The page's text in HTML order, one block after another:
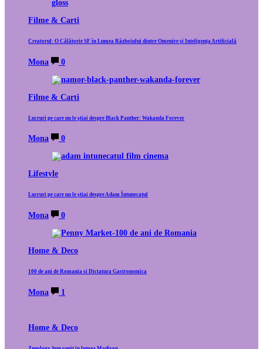
Filme & Carti
Creatorul: O Călătorie SF în Lumea Războiului dintre Omenire și Inteligența Artificială
Mona 0
Filme & Carti
Lucruri pe care nu le știai despre Black Panther: Wakanda Forever
Mona 0
Lifestyle
Lucruri pe care nu le știai despre Adam Întunecatul
Mona 0
Home & Deco
100 de ani de Romania si Dictatura Gastronomica
Mona 1
Home & Deco